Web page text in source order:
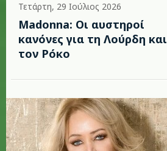
Τετάρτη, 29 Ιούλιος 2026
Madonna: Οι αυστηροί
κανόνες για τη Λούρδη και
τον Ρόκο